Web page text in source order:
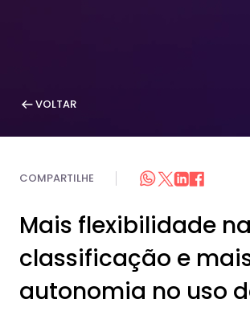
VOLTAR
COMPARTILHE
Mais flexibilidade na
classificação e
autonomia no uso